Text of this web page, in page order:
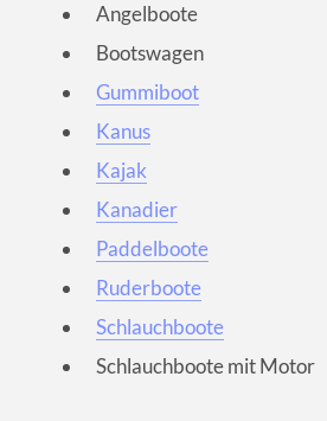
Angelboote
Bootswagen
Gummiboot
Kanus
Kajak
Kanadier
Paddelboote
Ruderboote
Schlauchboote
Schlauchboote mit Motor